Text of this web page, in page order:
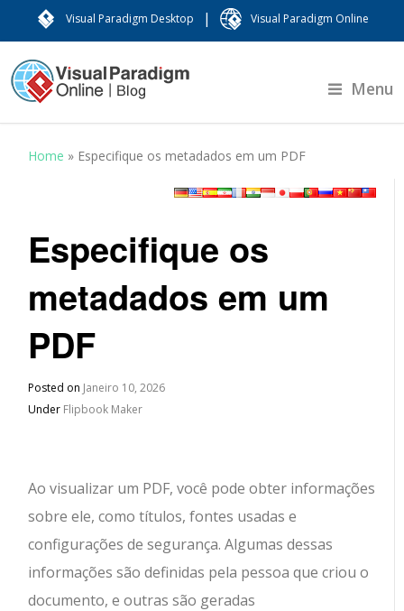
Visual Paradigm Desktop | Visual Paradigm Online
Menu
Home » Especifique os metadados em um PDF
Especifique os
metadados em um
PDF
Posted on Janeiro 10, 2026
Under Flipbook Maker
Ao visualizar um PDF, você pode obter informações
sobre ele, como títulos, fontes usadas e
configurações de segurança. Algumas dessas
informações são definidas pela pessoa que criou o
documento, e outras são geradas